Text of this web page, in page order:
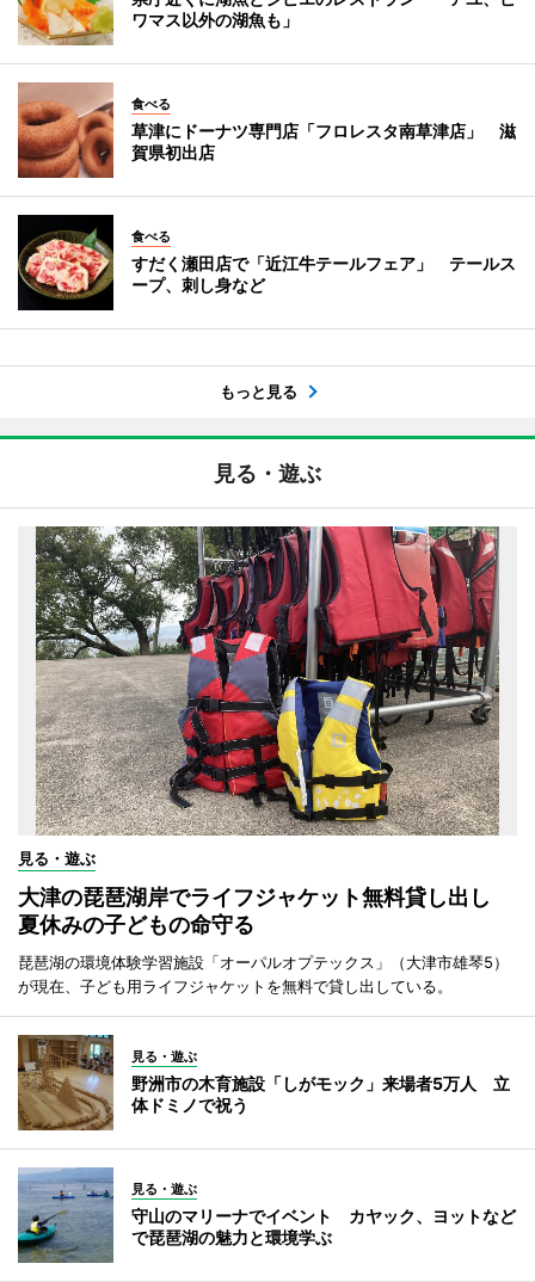
ワマス以外の湖魚も」
食べる
草津にドーナツ専門店「フロレスタ南草津店」 滋
賀県初出店
食べる
すだく瀬田店で「近江牛テールフェア」 テールス
ープ、刺し身など
もっと見る
見る・遊ぶ
見る・遊ぶ
大津の琵琶湖岸でライフジャケット無料貸し出し
夏休みの子どもの命守る
琵琶湖の環境体験学習施設「オーパルオプテックス」（大津市雄琴5）
が現在、子ども用ライフジャケットを無料で貸し出している。
見る・遊ぶ
野洲市の木育施設「しがモック」来場者5万人 立
体ドミノで祝う
見る・遊ぶ
守山のマリーナでイベント カヤック、ヨットなど
で琵琶湖の魅力と環境学ぶ